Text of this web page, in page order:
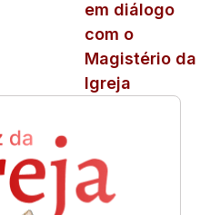
em diálogo
com o
Magistério da
Igreja